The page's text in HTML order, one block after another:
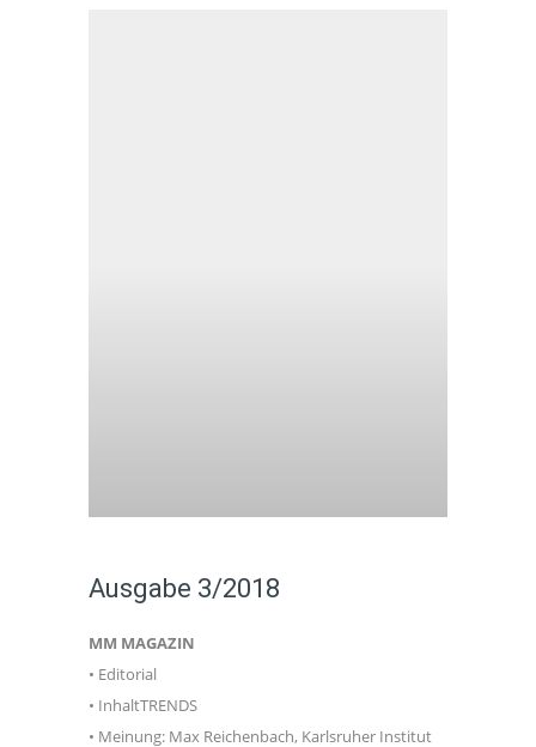
Ausgabe 3/2018
MM MAGAZIN
• Editorial
• InhaltTRENDS
• Meinung: Max Reichenbach, Karlsruher Institut